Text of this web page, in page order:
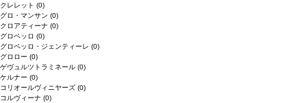
クレレット (0)
グロ・マンサン (0)
クロアティーナ (0)
グロペッロ (0)
グロペッロ・ジェンティーレ (0)
グロロー (0)
ゲヴュルツトラミネール (0)
ケルナー (0)
コリオールヴィニヤーズ (0)
コルヴィーナ (0)